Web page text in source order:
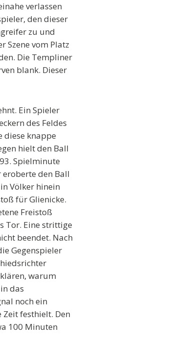
verlassen
den dieser
zu und
Szene vom Platz
Die Templiner
blank. Dieser
Ein Spieler
des Feldes
diese knappe
hielt den Ball
Spielminute
eroberte den Ball
Völker hinein
für Glienicke.
Freistoß
Tor. Eine strittige
beendet. Nach
Gegenspieler
warum
das
noch ein
festhielt. Den
100 Minuten